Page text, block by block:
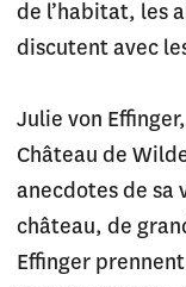
de l’habitat, les
discutent avec
Julie von
Château de
anecdotes de sa
château, de
Effinger